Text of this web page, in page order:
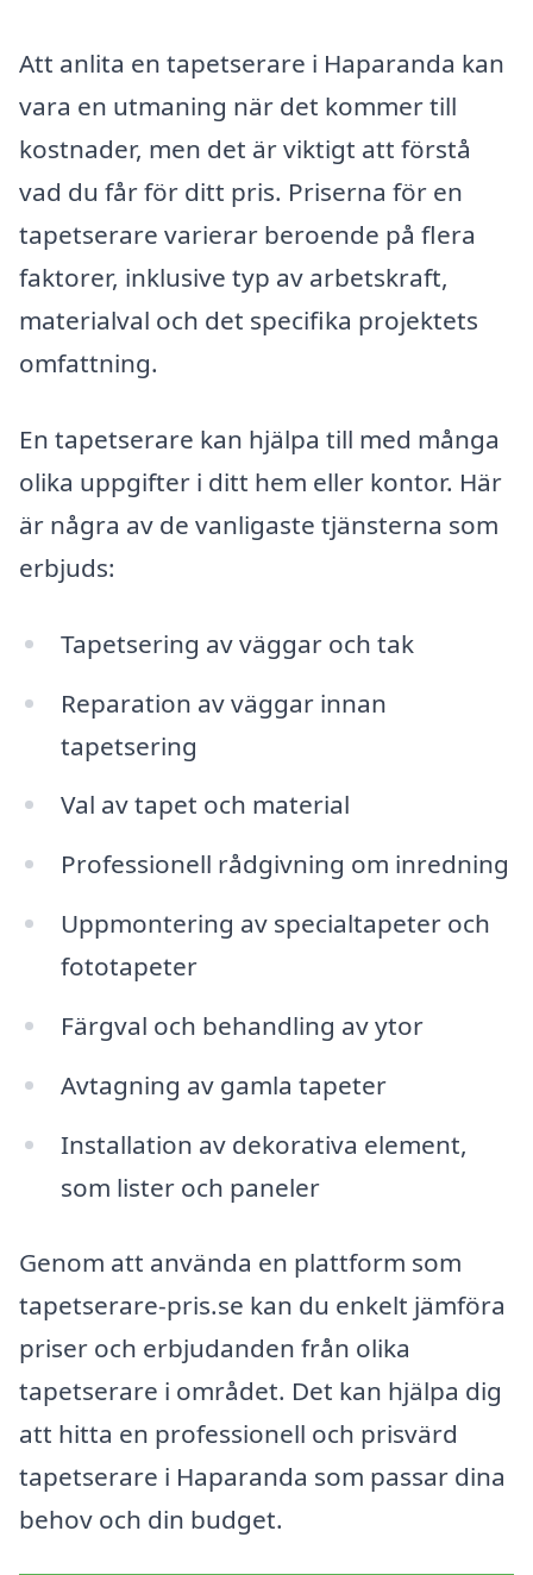
Att anlita en tapetserare i Haparanda kan
vara en utmaning när det kommer till
kostnader, men det är viktigt att förstå
vad du får för ditt pris. Priserna för en
tapetserare varierar beroende på flera
faktorer, inklusive typ av arbetskraft,
materialval och det specifika projektets
omfattning.
En tapetserare kan hjälpa till med många
olika uppgifter i ditt hem eller kontor. Här
är några av de vanligaste tjänsterna som
erbjuds:
Tapetsering av väggar och tak
Reparation av väggar innan
tapetsering
Val av tapet och material
Professionell rådgivning om inredning
Uppmontering av specialtapeter och
fototapeter
Färgval och behandling av ytor
Avtagning av gamla tapeter
Installation av dekorativa element,
som lister och paneler
Genom att använda en plattform som
tapetserare-pris.se kan du enkelt jämföra
priser och erbjudanden från olika
tapetserare i området. Det kan hjälpa dig
att hitta en professionell och prisvärd
tapetserare i Haparanda som passar dina
behov och din budget.